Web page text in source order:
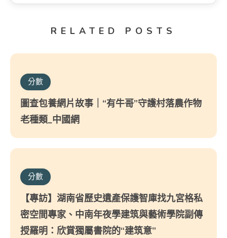
RELATED POSTS
分數
圖查包養網片故事｜“有牛哥”守護村落農作物
老種類_中國網
分數
【專訪】湖南省歷史遺產保護智庫找九宮格私
密空間專家、中南年夜學建筑與藝術學院副傳
授羅明：欣賞獨屬書院的“建筑意”